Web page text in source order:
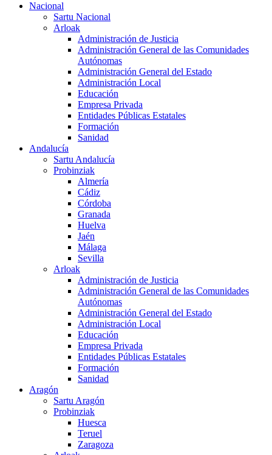
Nacional
Sartu Nacional
Arloak
Administración de Justicia
Administración General de las Comunidades
Autónomas
Administración General del Estado
Administración Local
Educación
Empresa Privada
Entidades Públicas Estatales
Formación
Sanidad
Andalucía
Sartu Andalucía
Probinziak
Almería
Cádiz
Córdoba
Granada
Huelva
Jaén
Málaga
Sevilla
Arloak
Administración de Justicia
Administración General de las Comunidades
Autónomas
Administración General del Estado
Administración Local
Educación
Empresa Privada
Entidades Públicas Estatales
Formación
Sanidad
Aragón
Sartu Aragón
Probinziak
Huesca
Teruel
Zaragoza